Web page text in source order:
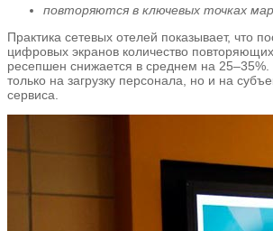
повторяются в ключевых точках
Практика сетевых отелей показывает, что
цифровых экранов количество
ресепшен снижается в среднем на 25–35%.
только на загрузку персонала, но и на
сервиса.